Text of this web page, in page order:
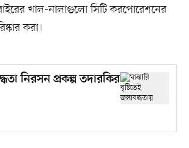
খাল-নালাগুলো সিটি করপোরেশনের
করা।
নিরসন প্রকল্প তদারকির